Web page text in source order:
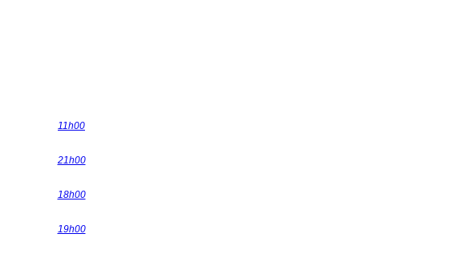
11h00
21h00
18h00
19h00